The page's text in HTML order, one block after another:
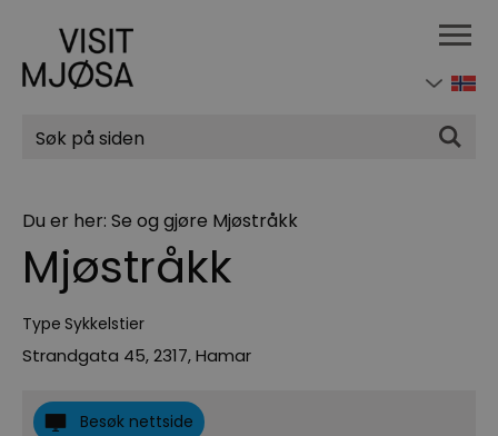
Søk
Du er her: Se og gjøre Mjøstråkk
Mjøstråkk
Type Sykkelstier
Strandgata 45,2317,Hamar
Besøk nettside